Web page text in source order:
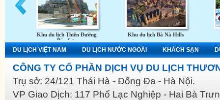
Khu du lịch Thiên Đường
Bảo Sơn
Khu du lịch Bà Nà Hills
DU LỊCH VIỆT NAM DU LỊCH NƯỚC NGOÀI KHÁCH SẠN
CÔNG TY CỔ PHẦN DỊCH VỤ DU LỊCH
Trụ sở: 24/121 Thái Hà - Đống Đa - Hà Nội.
VP Giao Dịch: 117 Phố Lạc Nghiệp - Hai Bà